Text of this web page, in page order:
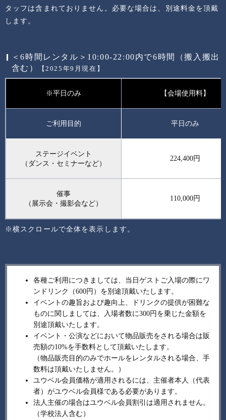
タッフは含まれておりません。必要な場合は、別途料金を頂戴
します。
＜6時間レンタル＞10:00-22:00内で6時間（搬入搬出
含む）
【2025年9月現在】
※平日のみ 【会場使用料】
ご利用目的 平日のみ
ステージイベント
（ダンス・セミナーなど）
224,400円
催事
（展示会・撮影会など）
110,000円
※横スクロールで全体を表示します。
各種ご利用につきましては、当日ゲストご入場の際にワ
ンドリンク（600円）を別途頂戴いたします。
イベントの趣旨および趣向上、ドリンクの提供が困難な
ものに関しましては、入場者数に300円を乗じた金額を
別途頂戴いたします。
イベント・公演などにおいて物品販売をされる場合は販
売額の10%を手数料として頂戴いたします。
（物品販売目的のみでホールをレンタルされる場合、手
数料は頂戴いたしません。）
ユウベル会員価格が適用されるには、主催者本人（代表
者）がユウベル会員様である必要があります。
法人主催の場合はユウベル会員割引は適用されません。
（学校法人含む）